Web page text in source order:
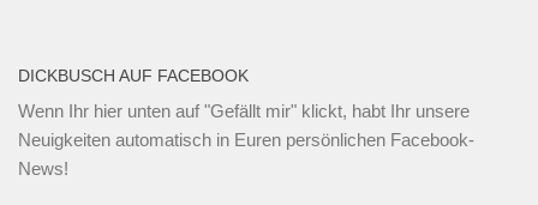
DICKBUSCH AUF FACEBOOK
Wenn Ihr hier unten auf "Gefällt mir" klickt, habt Ihr unsere
Neuigkeiten automatisch in Euren persönlichen Facebook-
News!